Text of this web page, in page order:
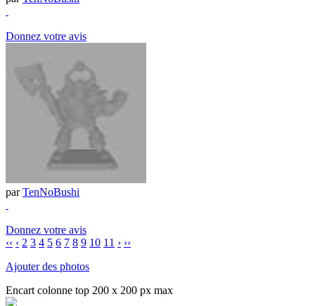
Donnez votre avis
parTenNoBushi
Donnez votre avis
‹‹ ‹ 2 3 4 5 6 7 8 9 10 11 › ››
Ajouter des photos
Encart colonne top 200 x 200 px max